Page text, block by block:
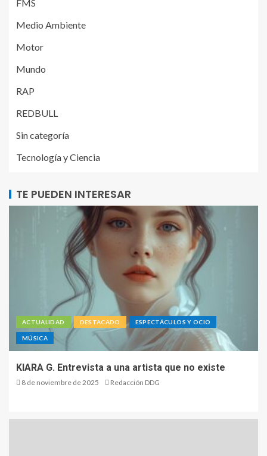
FMS
Medio Ambiente
Motor
Mundo
RAP
REDBULL
Sin categoría
Tecnología y Ciencia
TE PUEDEN INTERESAR
ACTUALIDAD DESTACADO ESPECTÁCULOS Y OCIO
MÚSICA
KIARA G. Entrevista a una artista que no existe
8 de noviembre de 2025 Redacción DDG